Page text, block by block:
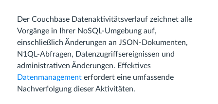
Der Couchbase Datenaktivitätsverlauf zeichnet alle
Vorgänge in Ihrer NoSQL-Umgebung auf,
einschließlich Änderungen an JSON-Dokumenten,
N1QL-Abfragen, Datenzugriffsereignissen und
administrativen Änderungen. Effektives
Datenmanagement erfordert eine umfassende
Nachverfolgung dieser Aktivitäten.